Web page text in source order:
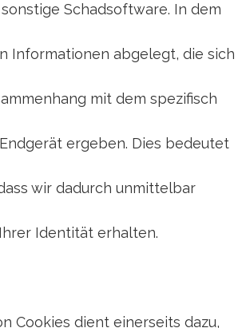
Schadsoftware. In dem
Informationen abgelegt, die sich
mit dem spezifisch
ergeben. Dies bedeutet
wir dadurch unmittelbar
Identität erhalten.
Cookies dient einerseits dazu,